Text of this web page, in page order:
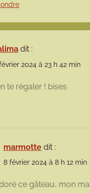
dit :
2024 à 23 h 42 min
te régaler ! bises
marmotte dit :
8 février 2024 à 8 h 12 min
ce gâteau, mon